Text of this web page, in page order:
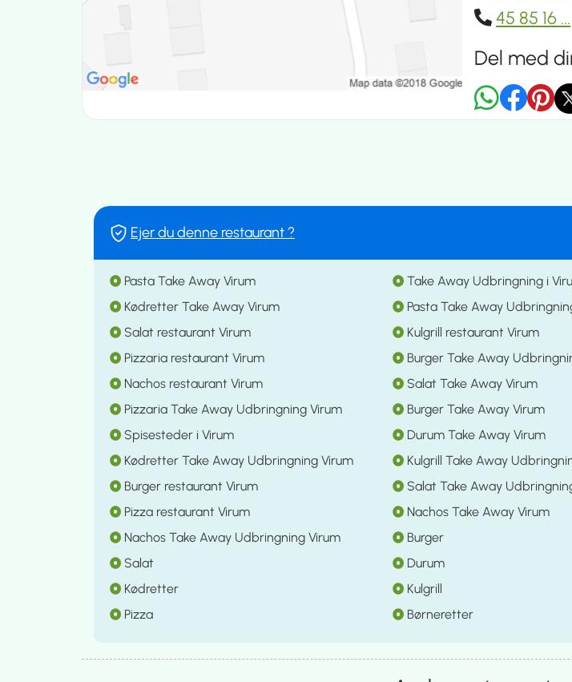
45 85 16 ...
Del med
Ejer du denne restaurant ?
Pasta Take Away Virum Take Away Udbringning i
Kødretter Take Away Virum
Pasta Take Away
Salat restaurant Virum
Kulgrill restaurant Virum
Pizzaria restaurant Virum
Burger Take Away
Nachos restaurant Virum
Salat Take Away Virum
Pizzaria Take Away Udbringning Virum
Burger Take Away Virum
Spisesteder i Virum
Durum Take Away Virum
Kødretter Take Away Udbringning Virum
Kulgrill Take Away
Burger restaurant Virum
Salat Take Away
Pizza restaurant Virum
Nachos Take Away Virum
Nachos Take Away Udbringning Virum
Burger
Salat
Durum
Kødretter
Kulgrill
Pizza
Børneretter